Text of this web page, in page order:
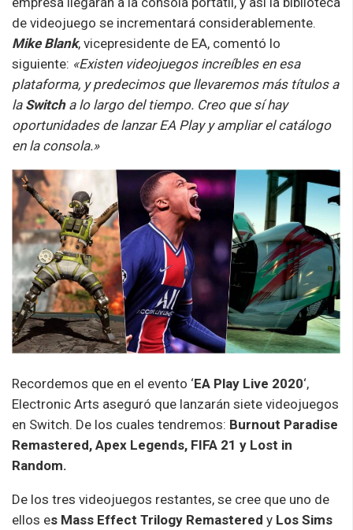
de videojuego se incrementará considerablemente.
Mike Blank, vicepresidente de EA, comentó lo
siguiente: «Existen videojuegos increíbles en esa
plataforma, y predecimos que llevaremos más títulos a
la Switcha lo largo del tiempo. Creo que sí hay
oportunidades de lanzar EA Play y ampliar el catálogo
en la consola.»
Recordemos que en el evento ‘EA Play Live 2020‘,
Electronic Arts aseguró que lanzarán siete videojuegos
en Switch. De los cuales tendremos: Burnout Paradise
Remastered, Apex Legends, FIFA 21 y Lost in
Random.
De los tres videojuegos restantes, se cree que uno de
ellos es Mass Effect Trilogy Remastered y Los Sims